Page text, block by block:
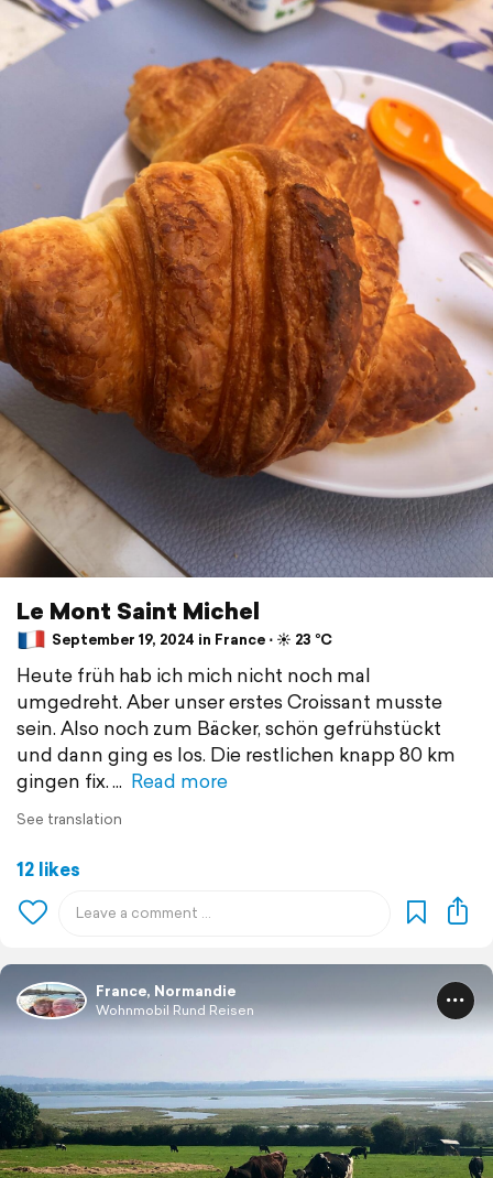
Le Mont Saint Michel
September 19, 2024 in France ⋅ ☀️ 23 °C
Heute früh hab ich mich nicht noch mal
umgedreht. Aber unser erstes Croissant musste
sein. Also noch zum Bäcker, schön gefrühstückt
und dann ging es los. Die restlichen knapp 80 km
gingen fix.
Read more
See translation
12 likes
France, Normandie
Wohnmobil Rund Reisen